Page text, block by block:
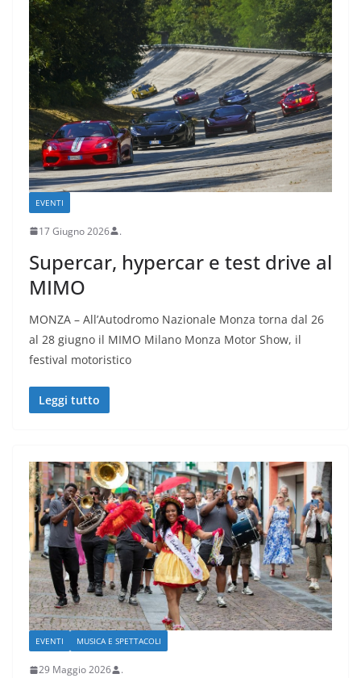
EVENTI
17 Giugno 2026 .
Supercar, hypercar e test drive al
MIMO
MONZA – All’Autodromo Nazionale Monza torna dal 26
al 28 giugno il MIMO Milano Monza Motor Show, il
festival motoristico
Leggi tutto
EVENTI MUSICA E SPETTACOLI
29 Maggio 2026 .